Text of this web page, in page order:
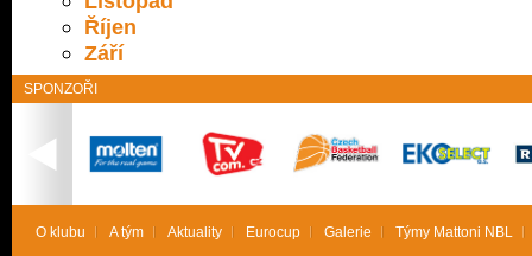
Říjen
Září
SPONZOŘI
O klubu A tým Aktuality Eurocup Galerie Týmy Mattoni NBL